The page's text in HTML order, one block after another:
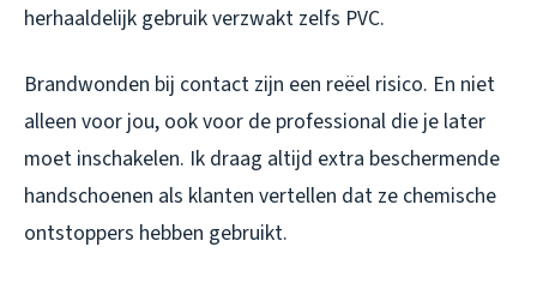
herhaaldelijk gebruik verzwakt zelfs PVC.
Brandwonden bij contact zijn een reëel risico. En niet
alleen voor jou, ook voor de professional die je later
moet inschakelen. Ik draag altijd extra beschermende
handschoenen als klanten vertellen dat ze chemische
ontstoppers hebben gebruikt.